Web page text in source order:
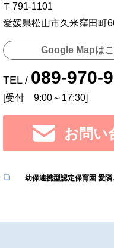
〒791-1101
愛媛県松山市久米窪田町
Google Mapは
TEL / 089-970-
[受付 9:00～17:30]
お問い
幼保連携型認定保育園 愛